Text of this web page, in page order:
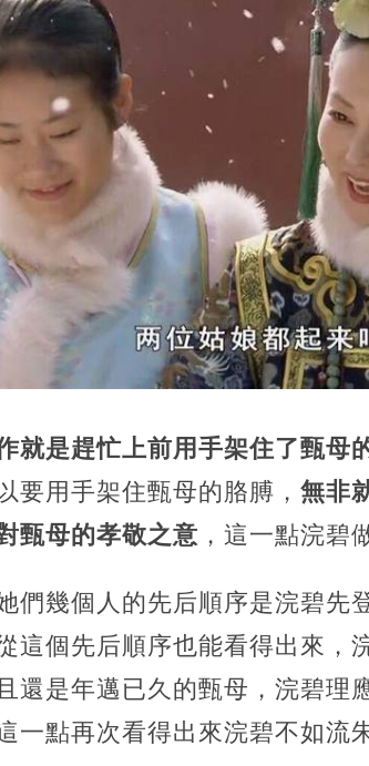
就是趕忙上前用手架住了甄母
要用手架住甄母的胳膊， 無非
甄母的孝敬之意 ，這一點浣碧
們幾個人的先后順序是浣碧先
這個先后順序也能看得出來，
還是年邁已久的甄母，浣碧理
一點再次看得出來浣碧不如流朱